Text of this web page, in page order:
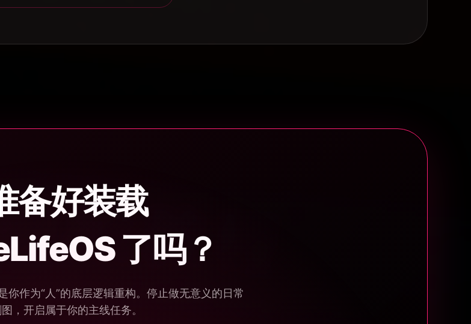
糯米星🌟铁男鸭
“使用了一段时间来评价，模版十分实用！虽然一开始需要一
段时间调整和适应，但是站在巨人的肩膀上好办事，因为模版
便，店主也会帮忙答疑，感觉是个人成长道路上的优秀工
具！”
备好装载
了吗？
你作为“人”的底层逻辑重构。停止做无意义的日常
，开启属于你的主线任务。